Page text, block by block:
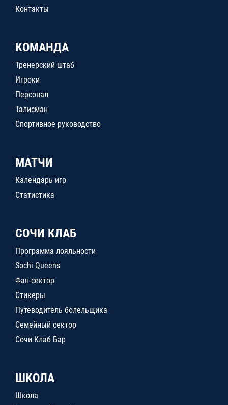
Контакты
КОМАНДА
Тренерский штаб
Игроки
Персонал
Талисман
Спортивное руководство
МАТЧИ
Календарь игр
Статистика
СОЧИ КЛАБ
Программа лояльности
Sochi Queens
Фан-сектор
Стикеры
Путеводитель болельщика
Семейный сектор
Сочи Клаб Бар
ШКОЛА
Школа